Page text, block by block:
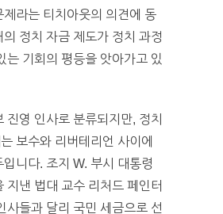
제라는 티치아웃의 의견에 동
의 정치 자금 제도가 정치 과정
는 기회의 평등을 앗아가고 있
진영 인사로 분류되지만, 정치
보수와 리버테리언 사이에
니다. 조지 W. 부시 대통령
지낸 법대 교수 리처드 페인터
사들과 달리 국민 세금으로 선